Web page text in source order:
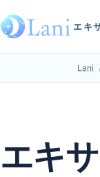
エキ
Lani
エキ